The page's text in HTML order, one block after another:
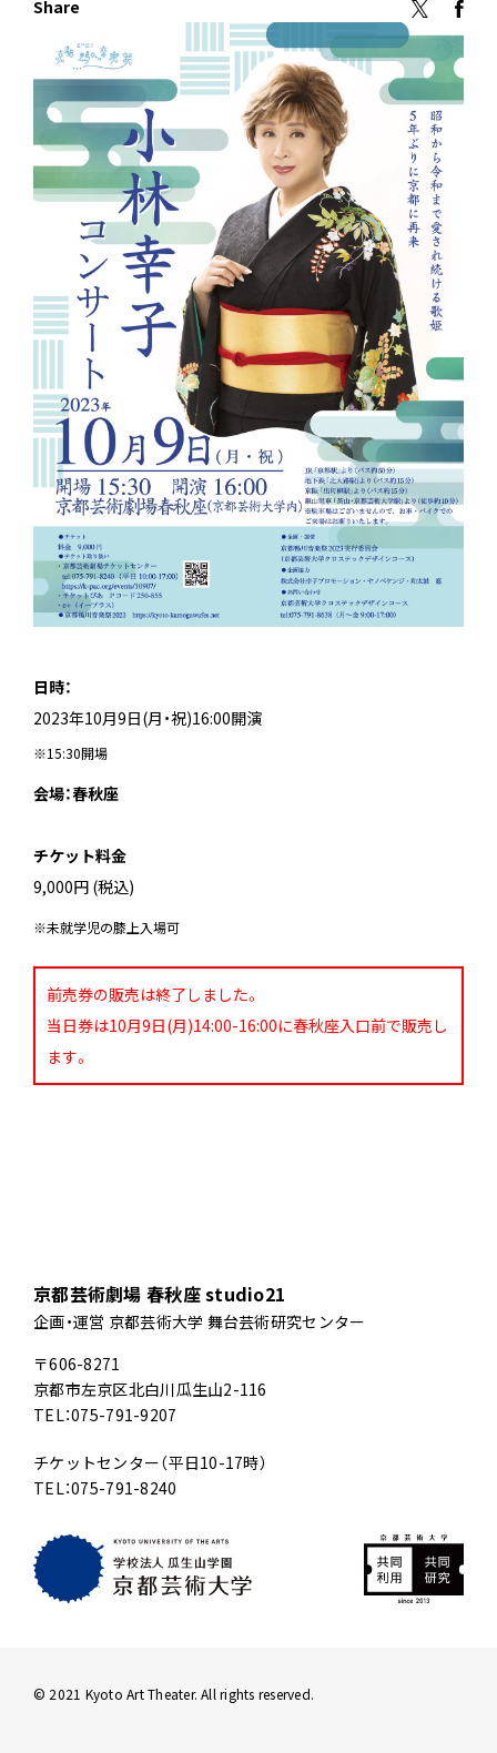
Share
日時：
2023年10月9日(月・祝)16:00開演
※15:30開場
会場：春秋座
チケット料金
9,000円 (税込)
※未就学児の膝上入場可
前売券の販売は終了しました。
当日券は10月9日(月)14:00-16:00に春秋座入口前で販売し
ます。
京都芸術劇場 春秋座 studio21
企画・運営 京都芸術大学 舞台芸術研究センター
〒606-8271
京都市左京区北白川瓜生山2-116
TEL：075-791-9207
チケットセンター（平日10-17時）
TEL：075-791-8240
© 2021 Kyoto Art Theater. All rights reserved.